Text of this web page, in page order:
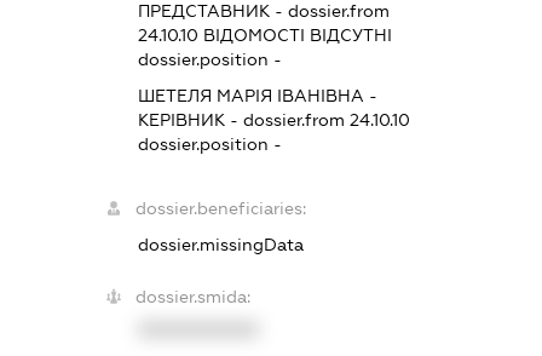
ПРЕДСТАВНИК - dossier.from
24.10.10 ВІДОМОСТІ ВІДСУТНІ
dossier.position -
ШЕТЕЛЯ МАРІЯ ІВАНІВНА -
КЕРІВНИК - dossier.from 24.10.10
dossier.position -
dossier.beneficiaries:
dossier.missingData
dossier.smida: